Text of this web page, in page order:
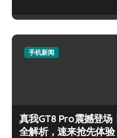
手机新闻
真我GT8 Pro震撼登场
全解析，速来抢先体验